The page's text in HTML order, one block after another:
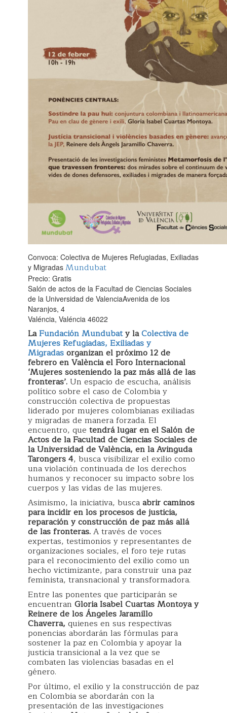
Convoca: Colectiva de Mujeres Refugiadas, Exiliadas
y Migradas Mundubat
Precio: Gratis
Salón de actos de la Facultad de Ciencias Sociales
de la Universidad de ValenciaAvenida de los
Naranjos, 4
Valéncia, Valéncia 46022
LaFundación Mundubaty laColectiva de
Mujeres Refugiadas, Exiliadas y
Migradasorganizan el próximo 12 de
febrero en València el Foro Internacional
‘Mujeres sosteniendo la paz más allá de las
fronteras’.Un espacio de escucha, análisis
político sobre el caso de Colombia y
construcción colectiva de propuestas
liderado por mujeres colombianas exiliadas
y migradas de manera forzada. El
encuentro, que tendrá lugar en el Salón de
Actos de la Facultad de Ciencias Sociales de
la Universidad de València, en la Avinguda
Tarongers 4, busca visibilizar el exilio como
una violación continuada de los derechos
humanos y reconocer su impacto sobre los
cuerpos y las vidas de las mujeres.
Asimismo, la iniciativa, buscaabrir caminos
para incidir en los procesos de justicia,
reparación y construcción de paz más allá
de las fronteras.A través de voces
expertas, testimonios y representantes de
organizaciones sociales, el foro teje rutas
para el reconocimiento del exilio como un
hecho victimizante, para construir una paz
feminista, transnacional y transformadora.
Entre las ponentes que participarán se
encuentran Gloria Isabel Cuartas Montoya y
Reinere de los Ángeles Jaramillo
Chaverra, quienes en sus respectivas
ponencias abordarán las fórmulas para
sostener la paz en Colombia y apoyar la
justicia transicional a la vez que se
combaten las violencias basadas en el
género.
Por último, el exilio y la construcción de paz
en Colombia se abordarán con la
presentación de las investigaciones